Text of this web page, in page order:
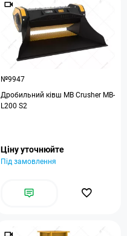
№9947
Дробильний ківш MB Crusher MB-
L200 S2
Ціну уточнюйте
Під замовлення